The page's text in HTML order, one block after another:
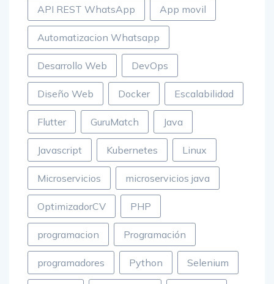
API REST WhatsApp App movil
Automatizacion Whatsapp
Desarrollo Web DevOps
Diseño Web Docker Escalabilidad
Flutter GuruMatch Java
Javascript Kubernetes Linux
Microservicios microservicios java
OptimizadorCV PHP
programacion Programación
programadores Python Selenium